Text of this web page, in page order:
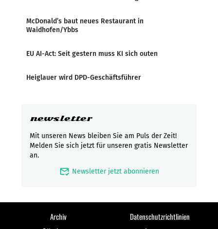
McDonald’s baut neues Restaurant in
Waidhofen/Ybbs
EU AI-Act: Seit gestern muss KI sich outen
Heiglauer wird DPD-Geschäftsführer
newsletter
Mit unseren News bleiben Sie am Puls der Zeit!
Melden Sie sich jetzt für unseren gratis Newsletter
an.
mark_email_read Newsletter jetzt abonnieren
Archiv
Datenschutzrichtlinien